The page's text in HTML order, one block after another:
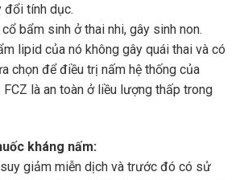
đổi tính dục.
bẩm sinh ở thai nhi, gây sinh non.
lipid của nó không gây quái thai và có
chọn để điều trị nấm hệ thống của
là an toàn ở liều lượng thấp trong
kháng nấm:
giảm miễn dịch và trước đó có sử